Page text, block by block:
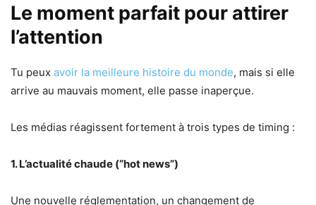
Le moment parfait pour attirer
l’attention
Tu peux avoir la meilleure histoire du monde, mais si elle
arrive au mauvais moment, elle passe inaperçue.
Les médias réagissent fortement à trois types de timing :
1. L’actualité chaude (“hot news”)
Une nouvelle réglementation, un changement de